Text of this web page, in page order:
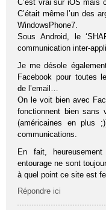
C’est vrai sur iOS mais
C’était même l’un des
WindowsPhone7.
Sous Android, le
communication inter-
Je me désole
Facebook pour toutes
de l’email…
On le voit bien avec
fonctionnent bien sans
(américaines en plus
communications.
En fait,
entourage ne sont
à quel point ce site est
Répondre ici